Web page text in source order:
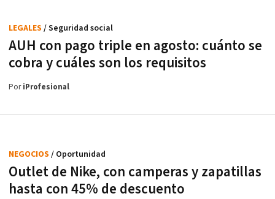
AUH con pago triple en agosto: cuánto se
cobra y cuáles son los requisitos
LEGALES / Seguridad social
PoriProfesional
Outlet de Nike, con camperas y zapatillas
hasta con 45% de descuento
NEGOCIOS / Oportunidad